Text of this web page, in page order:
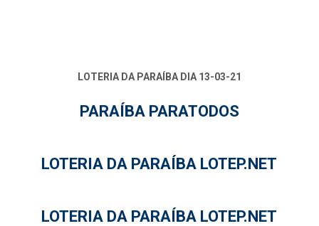
LOTERIA DA PARAÍBA DIA 13-03-21
PARAÍBA PARATODOS
LOTERIA DA PARAÍBA LOTEP.NET
LOTERIA DA PARAÍBA LOTEP.NET